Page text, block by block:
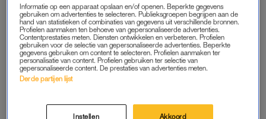
En het blijft hard werken, maar wel met veel voldoening, zegt
ze: “Er zijn ook zeker dagen dat het flink aanpoten is en dat er
eigenlijk te weinig uren in een dag zitten. Dat kan een
downsidezijn van ondernemen. M’n werk is echt nooit af, er is
altijd weer een nieuw idee dat zomaar kan ontstaan en
waarmee ik aan de slag wil. Ik had niet durven dromen dat nu
Tutorials tot mijn vaste klantenkring behoren. Ik heb twee
Informatie op een apparaat opslaan en/of openen. Beperkte gegevens
gebruiken om advertenties te selecteren. Publieksgroepen begrijpen aan de
hand van statistieken of combinaties van gegevens uit verschillende bronnen.
Profielen aanmaken ten behoeve van gepersonaliseerde advertenties.
Contentprestaties meten. Diensten ontwikkelen en verbeteren. Profielen
gebruiken voor de selectie van gepersonaliseerde advertenties. Beperkte
gegevens gebruiken om content te selecteren. Profielen aanmaken ter
personalisatie van content. Profielen gebruiken ter selectie van
gepersonaliseerde content. De prestaties van advertenties meten.
Derde partijen lijst
Instellen Akkoord